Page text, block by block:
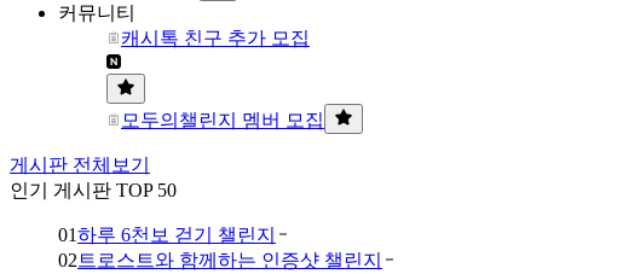
커뮤니티
캐시톡 친구 추가 모집
모두의챌린지 멤버 모집
게시판 전체보기
인기 게시판 TOP 50
01하루 6천보 걷기 챌린지
02 트로스트와 함께하는 인증샷 챌린지